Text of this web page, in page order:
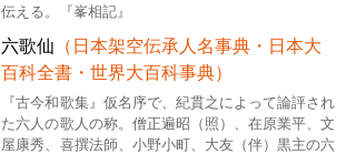
伝える。『峯相記』
六歌仙 （日本架空伝承人名事典・日本大
百科全書・世界大百科事典）
『古今和歌集』仮名序で、紀貫之によって論評され
た六人の歌人の称。僧正遍昭（照）、在原業平、文
屋康秀、喜撰法師、小野小町、大友（伴）黒主の六